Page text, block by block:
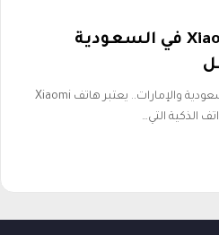
سعر Xiaomi Poco X6 Neo في السعودية
سعر Xiaomi Poco X6 Neo في السعودية والإمارات.. يعتبر هاتف Xiaomi